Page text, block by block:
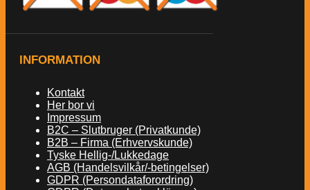
INFORMATION
Kontakt
Her bor vi
Impressum
B2C – Slutbruger (Privatkunde)
B2B – Firma (Erhvervskunde)
Tyske Hellig-/Lukkedage
AGB (Handelsvilkår/-betingelser)
GDPR (Persondataforordring)